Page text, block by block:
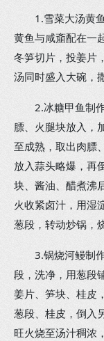
1.雪菜大汤黄
黄鱼与咸齑配在一
冬笋切片，投姜片
汤同时盛入大碗，
2.冰糖甲鱼制
膘、火腿块放入，
至成熟，取出肉膘
放入蒜头略爆，再
块、酱油、醋煮沸
火收紧卤汁，用湿
葱段，转动炒锅，
3.锅烧河鳗制
段，洗净，用葱段
姜片、笋块、桂皮
葱段、桂皮，倒入
旺火烧至汤汁稠浓